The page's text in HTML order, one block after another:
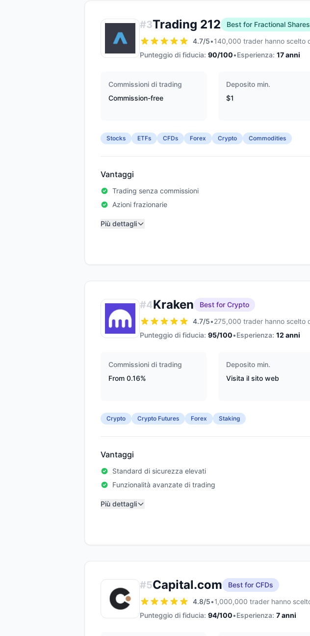
#3Trading 212
Best for Fractional Shares
4.7/5•140,000 trader hanno scelto
Punteggio di fiducia: 90/100•Esperienza: 17anni
Commissioni di trading
Commission-free
Deposito min.
$1
Stocks ETFs CFDs Forex Crypto Commodities
Vantaggi
Trading senza commissioni
Azioni frazionarie
Più dettagli
#4Kraken
Best for Crypto
4.7/5•275,000 trader hanno scelto
Punteggio di fiducia: 95/100•Esperienza: 12 anni
Commissioni di trading
From 0.16%
Deposito min.
Visita il sito web
Crypto Crypto Futures Forex Staking
Vantaggi
Standard di sicurezza elevati
Funzionalità avanzate di trading
Più dettagli
#5Capital.com
Best for CFDs
4.8/5•1,000,000 trader hanno
Punteggio di fiducia: 94/100•Esperienza: 7anni